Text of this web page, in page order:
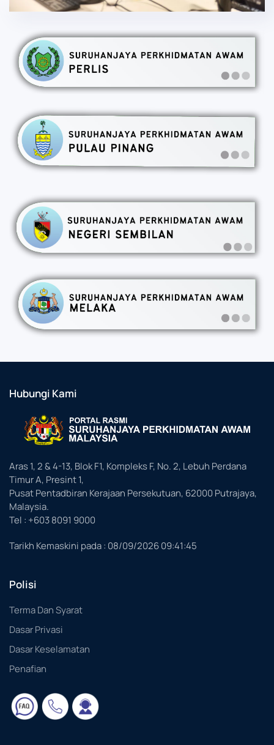
Hubungi Kami
Aras 1, 2 & 4-13, Blok F1, Kompleks F, No. 2, Lebuh Perdana
Timur A, Presint 1,
Pusat Pentadbiran Kerajaan Persekutuan, 62000 Putrajaya,
Malaysia.
Tel : +603 8091 9000
Tarikh Kemaskini pada : 08/09/2026 09:41:45
Polisi
Terma Dan Syarat
Dasar Privasi
Dasar Keselamatan
Penafian